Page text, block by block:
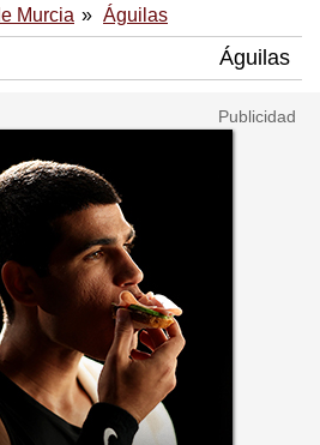
Murcia Águilas
Águilas